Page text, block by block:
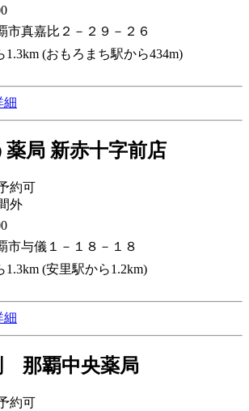
市真嘉比２－２９－２６
1.3km (おもろまち駅から434m)
細
局 新赤十字前店
約可
外
市与儀１－１８－１８
1.3km (安里駅から1.2km)
細
那覇中央薬局
約可